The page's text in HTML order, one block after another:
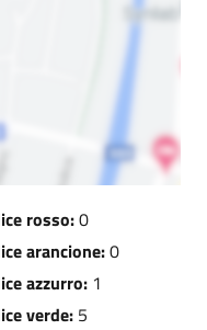
rosso:0
arancione:0
azzurro: 1
verde: 5